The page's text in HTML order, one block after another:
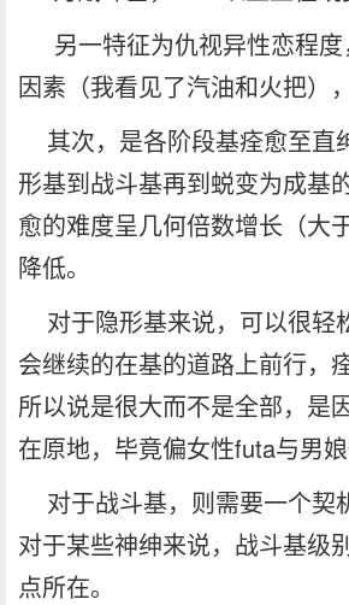
另一特征为仇视异性恋程度
因素（我看见了汽油和火把）
其次，是各阶段基痊愈至直
形基到战斗基再到蜕变为成基
愈的难度呈几何倍数增长（大
降低。
对于隐形基来说，可以很轻
会继续的在基的道路上前行，
所以说是很大而不是全部，是
在原地，毕竟偏女性futa与男
对于战斗基，则需要一个契
对于某些神绅来说，战斗基级
点所在。